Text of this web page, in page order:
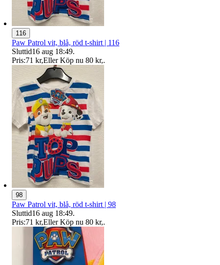
116
Paw Patrol vit, blå, röd t-shirt | 116
Sluttid16 aug 18:49.
Pris:71 kr,Eller Köp nu 80 kr,.
98
Paw Patrol vit, blå, röd t-shirt | 98
Sluttid16 aug 18:49.
Pris:71 kr,Eller Köp nu 80 kr,.